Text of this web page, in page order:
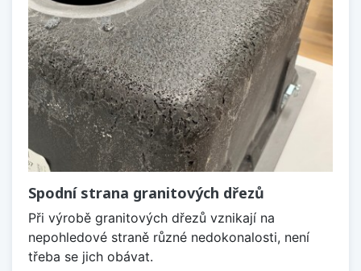
Spodní strana granitových dřezů
Při výrobě granitových dřezů vznikají na
nepohledové straně různé nedokonalosti, není
třeba se jich obávat.